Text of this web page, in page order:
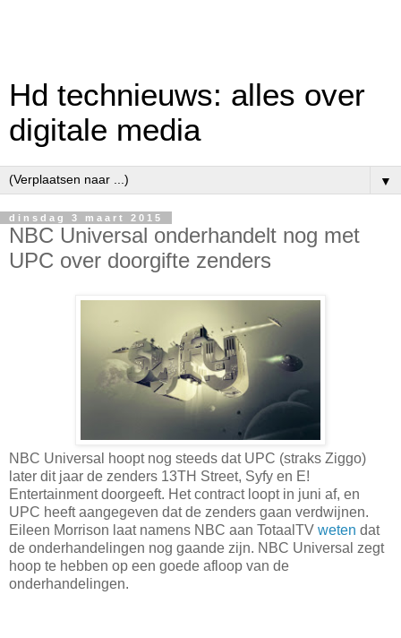
Hd technieuws: alles over
digitale media
▼
dinsdag 3 maart 2015
NBC Universal onderhandelt nog met
UPC over doorgifte zenders
NBC Universal hoopt nog steeds dat UPC (straks Ziggo)
later dit jaar de zenders 13TH Street, Syfy en E!
Entertainment doorgeeft. Het contract loopt in juni af, en
UPC heeft aangegeven dat de zenders gaan verdwijnen.
Eileen Morrison laat namens NBC aan TotaalTV weten dat
de onderhandelingen nog gaande zijn. NBC Universal zegt
hoop te hebben op een goede afloop van de
onderhandelingen.